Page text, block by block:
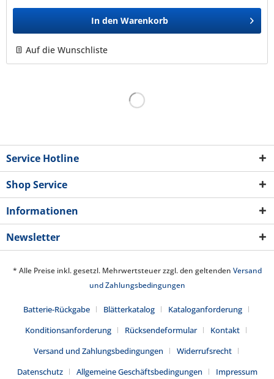
In den Warenkorb
Auf die Wunschliste
Service Hotline
Shop Service
Informationen
Newsletter
* Alle Preise inkl. gesetzl. Mehrwertsteuer zzgl. den geltenden Versand
und Zahlungsbedingungen
Batterie-Rückgabe Blätterkatalog
Kataloganforderung
Konditionsanforderung
Rücksendeformular
Kontakt
Versand und Zahlungsbedingungen
Widerrufsrecht
Datenschutz
Allgemeine Geschäftsbedingungen Impressum